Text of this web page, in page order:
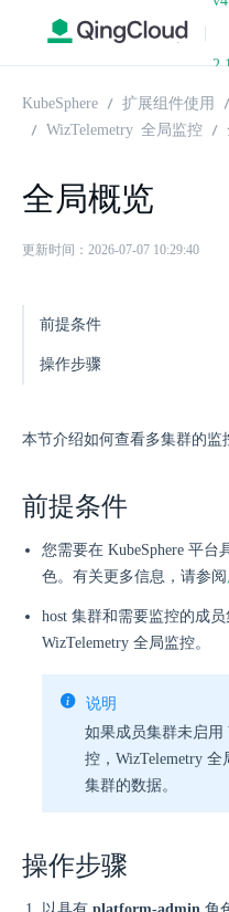
|
KubeSphere 扩展组件使用
WizTelemetry 全局监控
全局概览
更新时间：2026-07-07 10:29:40
前提条件
操作步骤
本节介绍如何查看多集群的监
前提条件
您需要在 KubeSphere 平台
色。有关更多信息，请参阅
host 集群和需要监控的成
WizTelemetry 全局监控。
说明
如果成员集群未启用
控，WizTelemetry
集群的数据。
操作步骤